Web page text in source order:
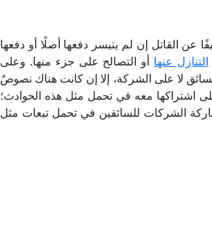
عن القاتل إن لم يتيسر دفعها أصلًا أو دفعها
التنازل عنها أو التصالح على جزء منها. وعلى
لا على الشركة، إلا إن كانت هناك نصوصٌ
اشتراكها معه في تحمل مثل هذه الحوادث؛
الشركات للسائقين في تحمل تبعات مثل